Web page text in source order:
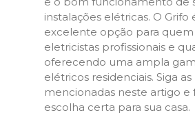
instalações elétricas. O Grifo
excelente opção para
eletricistas profissionais e
oferecendo uma ampla
elétricos residenciais. Siga as
mencionadas neste artigo e
escolha certa para sua casa.